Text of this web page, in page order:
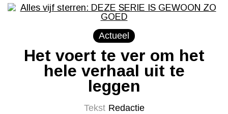
Actueel
Het voert te ver om het
hele verhaal uit te
leggen
Tekst Redactie